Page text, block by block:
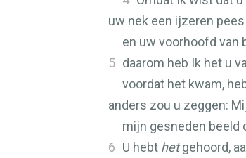
uw nek een ijzeren
en uw voorhoofd van
5 daarom heb Ik het u
voordat het kwam,
anders zou u zeggen:
mijn gesneden beeld
6 U hebt hetgehoord,